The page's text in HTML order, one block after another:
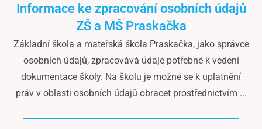
Informace ke zpracování osobních údajů
ZŠ a MŠ Praskačka
Základní škola a mateřská škola Praskačka, jako správce
osobních údajů, zpracovává údaje potřebné k vedení
dokumentace školy. Na školu je možné se k uplatnění
práv v oblasti osobních údajů obracet prostřednictvím ...